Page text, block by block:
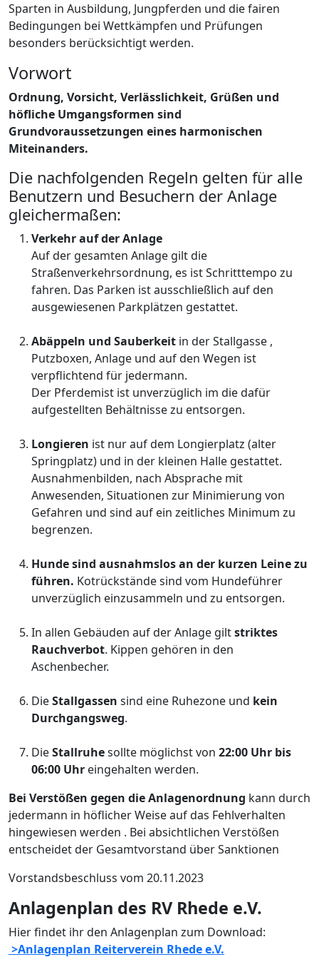
Sparten in Ausbildung, Jungpferden und die fairen
Bedingungen bei Wettkämpfen und Prüfungen
besonders berücksichtigt werden.
Vorwort
Ordnung, Vorsicht, Verlässlichkeit, Grüßen und
höfliche Umgangsformen sind
Grundvoraussetzungen eines harmonischen
Miteinanders.
Die nachfolgenden Regeln gelten für alle
Benutzern und Besuchern der Anlage
gleichermaßen:
Verkehr auf der Anlage
Auf der gesamten Anlage gilt die
Straßenverkehrsordnung, es ist Schritttempo zu
fahren. Das Parken ist ausschließlich auf den
ausgewiesenen Parkplätzen gestattet.
Abäppeln und Sauberkeit in der Stallgasse ,
Putzboxen, Anlage und auf den Wegen ist
verpflichtend für jedermann.
Der Pferdemist ist unverzüglich im die dafür
aufgestellten Behältnisse zu entsorgen.
Longieren ist nur auf dem Longierplatz (alter
Springplatz) und in der kleinen Halle gestattet.
Ausnahmenbilden, nach Absprache mit
Anwesenden, Situationen zur Minimierung von
Gefahren und sind auf ein zeitliches Minimum zu
begrenzen.
Hunde sind ausnahmslos an der kurzen Leine zu
führen. Kotrückstände sind vom Hundeführer
unverzüglich einzusammeln und zu entsorgen.
In allen Gebäuden auf der Anlage giltstriktes
Rauchverbot. Kippen gehören in den
Aschenbecher.
DieStallgassen sind eine Ruhezone und kein
Durchgangsweg.
DieStallruhesollte möglichst von 22:00 Uhr bis
06:00 Uhr eingehalten werden.
Bei Verstößen gegen die Anlagenordnung kann durch
jedermann in höflicher Weise auf das Fehlverhalten
hingewiesen werden . Bei absichtlichen Verstößen
entscheidet der Gesamtvorstand über Sanktionen
Vorstandsbeschluss vom 20.11.2023
Anlagenplan des RV Rhede e.V.
Hier findet ihr den Anlagenplan zum Download:
>Anlagenplan Reiterverein Rhede e.V.